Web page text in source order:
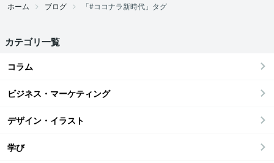
ホーム ブログ 「#ココナラ新時代」タグ
カテゴリ一覧
コラム
ビジネス・マーケティング
デザイン・イラスト
学び